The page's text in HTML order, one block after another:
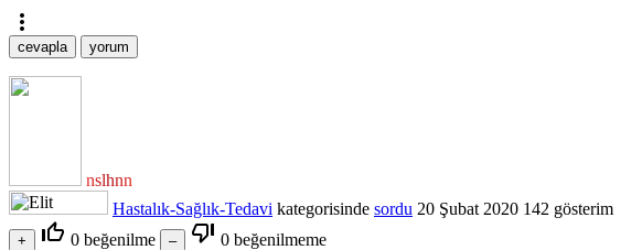
more_vert
nslhnn
Hastalık-Sağlık-Tedavi kategorisinde sordu 20 Şubat 2020 142 gösterim
thumb_up_off_alt 0 beğenilme thumb_down_off_alt 0 beğenilmeme